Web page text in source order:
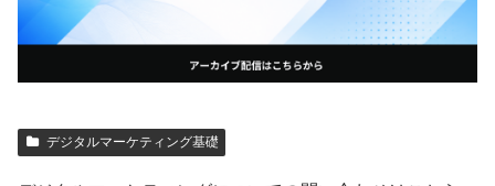
デジタルマーケティング基礎